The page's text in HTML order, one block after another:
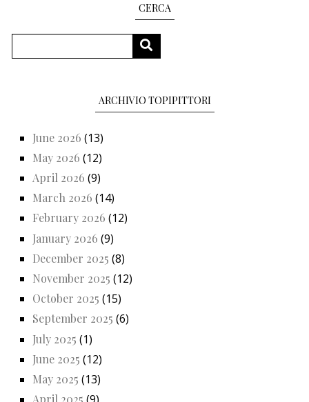
CERCA
SEARCH
ARCHIVIO TOPIPITTORI
June 2026 (13)
May 2026 (12)
April 2026 (9)
March 2026 (14)
February 2026 (12)
January 2026 (9)
December 2025 (8)
November 2025 (12)
October 2025 (15)
September 2025 (6)
July 2025 (1)
June 2025 (12)
May 2025 (13)
April 2025